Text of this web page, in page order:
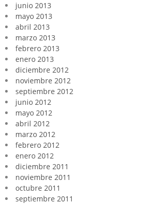
junio 2013
mayo 2013
abril 2013
marzo 2013
febrero 2013
enero 2013
diciembre 2012
noviembre 2012
septiembre 2012
junio 2012
mayo 2012
abril 2012
marzo 2012
febrero 2012
enero 2012
diciembre 2011
noviembre 2011
octubre 2011
septiembre 2011